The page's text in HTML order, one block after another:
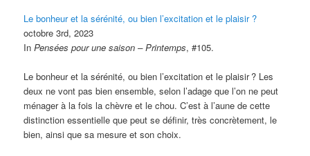
Le bonheur et la sérénité, ou bien l’excitation et le plaisir ?
octobre 3rd, 2023
InPensées pour une saison – Printemps, #105.
Le bonheur et la sérénité, ou bien l’excitation et le plaisir ? Les
deux ne vont pas bien ensemble, selon l’adage que l’on ne peut
ménager à la fois la chèvre et le chou. C’est à l’aune de cette
distinction essentielle que peut se définir, très concrètement, le
bien, ainsi que sa mesure et son choix.